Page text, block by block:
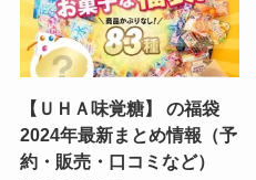
【ＵＨＡ味覚糖】 の福袋
2024年最新まとめ情報（予
約・販売・口コミなど）